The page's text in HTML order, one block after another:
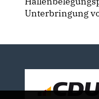
Unterbringung